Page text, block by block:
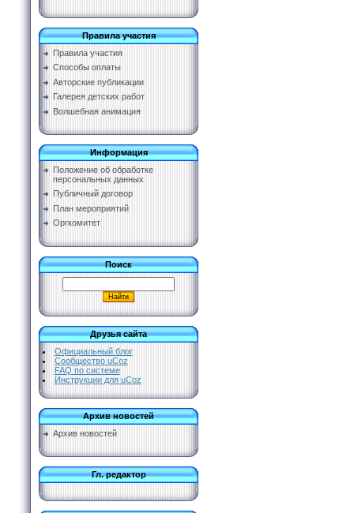
Правила участия
Правила участия
Способы оплаты
Авторские публикации
Галерея детских работ
Волшебная анимация
Информация
Положение об обработке
персональных данных
Публичный договор
План мероприятий
Оргкомитет
Поиск
Друзья сайта
Официальный блог
Сообщество uCoz
FAQ по системе
Инструкции для uCoz
Архив новостей
Архив новостей
Гл. редактор